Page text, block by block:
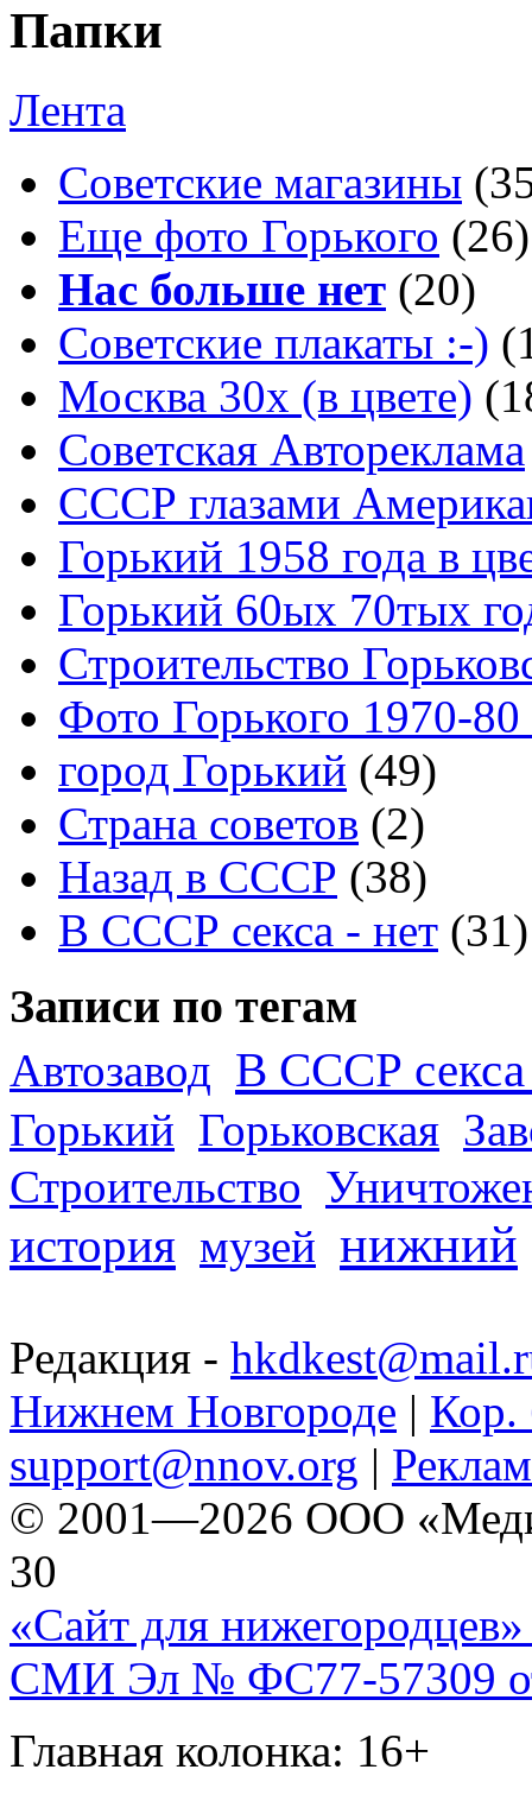
Папки
Лента
Советские магазины
Еще фото Горького (26)
Нас больше нет (20)
Советские плакаты :-)
Москва 30x (в цвете)
Советская Автореклама
СССР глазами
Горький 1958 года в
Горький 60ых 70тых
Строительство
Фото Горького 1970-80
город Горький (49)
Страна советов (2)
Назад в СССР (38)
В СССР секса - нет (31)
Записи по тегам
Автозавод В СССР секса
Горький Горьковская
Строительство
история музей нижний
Редакция -
Нижнем Новгороде | Кор.
support@nnov.org |
© 2001—2026 ООО
30
«Сайт для нижегородцев»
СМИ Эл № ФС77-57309
Главная колонка: 16+